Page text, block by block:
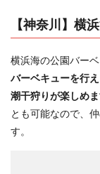
【神奈川】横
横浜海の公園バー
バーベキューを行
潮干狩りが楽しめ
とも可能なので、
す。